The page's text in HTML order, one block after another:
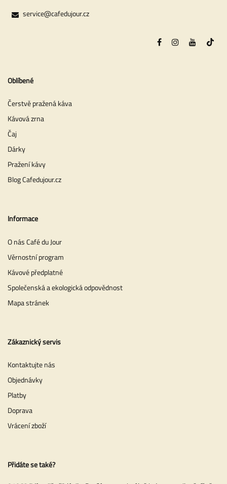
service@cafedujour.cz
Oblíbené
Čerstvě pražená káva
Kávová zrna
Čaj
Dárky
Pražení kávy
Blog Cafedujour.cz
Informace
O nás Café du Jour
Věrnostní program
Kávové předplatné
Společenská a ekologická odpovědnost
Mapa stránek
Zákaznický servis
Kontaktujte nás
Objednávky
Platby
Doprava
Vrácení zboží
Přidáte se také?